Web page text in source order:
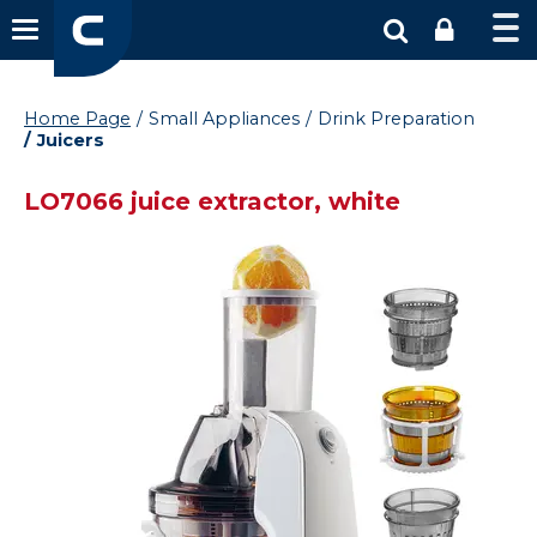
Home Page Small Appliances
Drink Preparation
Juicers
LO7066 juice extractor, white